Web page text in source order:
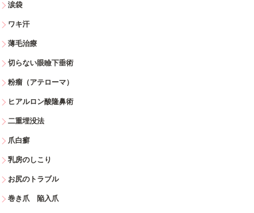
涙袋
ワキ汗
薄毛治療
切らない眼瞼下垂術
粉瘤（アテローマ）
ヒアルロン酸隆鼻術
二重埋没法
爪白癬
乳房のしこり
お尻のトラブル
巻き爪 陥入爪